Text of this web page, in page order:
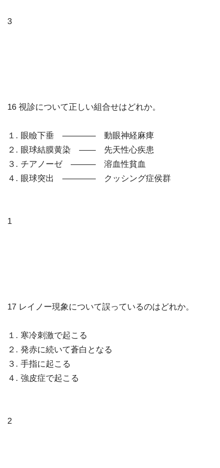
3
16 視診について正しい組合せはどれか。
１. 眼瞼下垂 ―――― 動眼神経麻痺
２. 眼球結膜黄染 ―― 先天性心疾患
３. チアノーゼ ――― 溶血性貧血
４. 眼球突出 ―――― クッシング症侯群
1
17 レイノー現象について誤っているのはどれか。
１. 寒冷刺激で起こる
２. 発赤に続いて蒼白となる
３. 手指に起こる
４. 強皮症で起こる
2